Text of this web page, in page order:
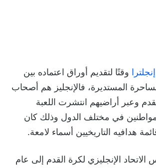
وقتًا لتقديم أوراق اعتماده بين
المستديرة، فالإنجليز هم أصحاب
وعبر أراضيهم انتشرت اللعبة
في مختلف الدول وذلك كان
هدافيه التاريخيين أسماء لامعة.
الاتحاد الإنجليزي لكرة القدم إلى عام